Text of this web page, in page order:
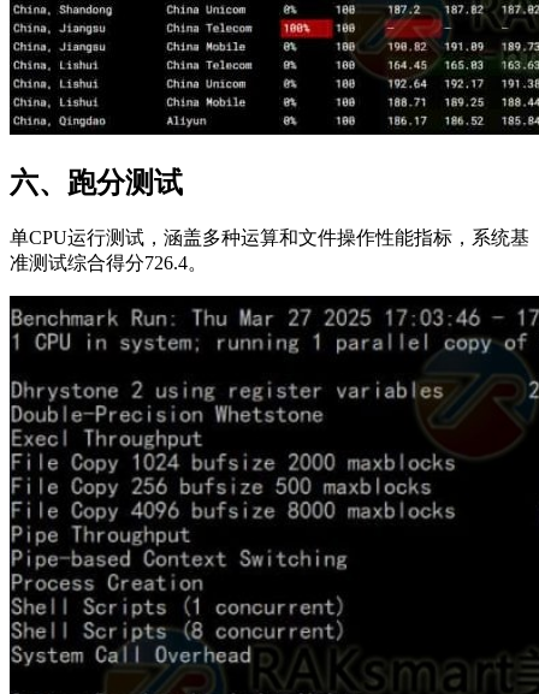
六、跑分测试
单CPU运行测试，涵盖多种运算和文件操作性能指标，系统基
准测试综合得分726.4。